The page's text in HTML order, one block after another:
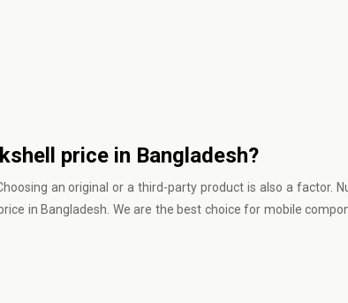
price in Bangladesh?
an original or a third-party product is also a factor.
in Bangladesh. We are the best choice for mobile